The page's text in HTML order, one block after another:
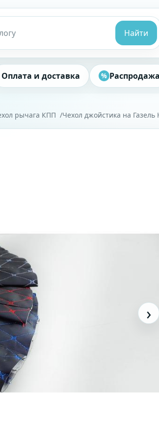
Найти
Оплата и доставка % Распродажа
рычага КПП Чехол джойстика на Газель
›